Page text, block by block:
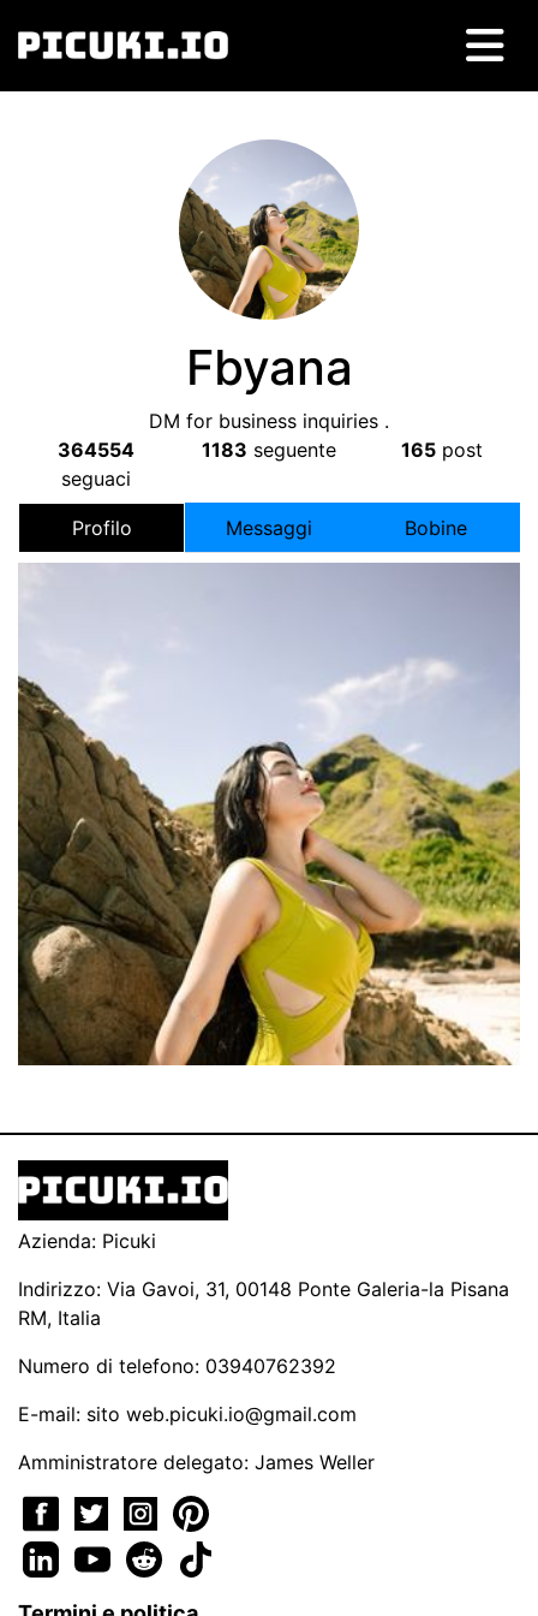
Fbyana
DM for business inquiries .
364554
seguaci
1183 seguente 165 post
Profilo Messaggi Bobine
Azienda: Picuki
Indirizzo: Via Gavoi, 31, 00148 Ponte Galeria-la Pisana
RM, Italia
Numero di telefono: 03940762392
E-mail: sito web.picuki.io@gmail.com
Amministratore delegato: James Weller